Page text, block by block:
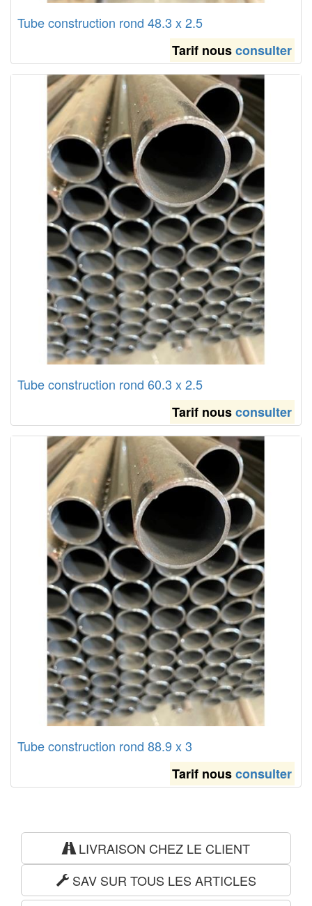
Tube construction rond 48.3 x 2.5
Tarif nousconsulter
Tube construction rond 60.3 x 2.5
Tarif nousconsulter
Tube construction rond 88.9 x 3
Tarif nousconsulter
LIVRAISON CHEZ LE CLIENT
SAV SUR TOUS LES ARTICLES